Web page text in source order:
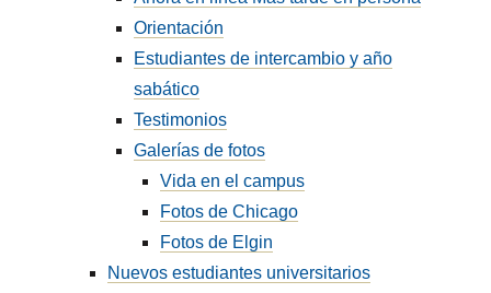
Orientación
Estudiantes de intercambio y año
sabático
Testimonios
Galerías de fotos
Vida en el campus
Fotos de Chicago
Fotos de Elgin
Nuevos estudiantes universitarios